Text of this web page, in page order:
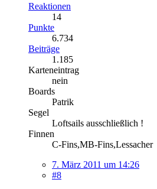
Reaktionen
14
Punkte
6.734
Beiträge
1.185
Karteneintrag
nein
Boards
Patrik
Segel
Loftsails ausschließlich !
Finnen
C-Fins,MB-Fins,Lessacher
7. März 2011 um 14:26
#8